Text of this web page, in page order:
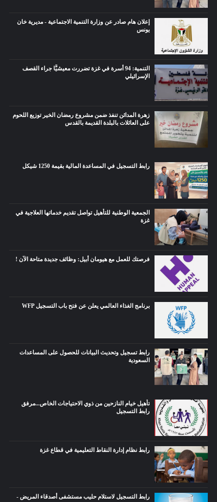
إعلان هام صادر عن وزارة التنمية الاجتماعية - مديرية خان
يونس
التنمية: 94 أسرة في غزة تضررت معيشيًّا جراء القصف
الإسرائيلي
زهرة المدائن تنفذ ضمن مشروع رمضان الخير توزيع اللحوم
على العائلات بالبلدة القديمة بالقدس
رابط التسجيل في المساعدة المالية بقيمة 1250 شيكل
الجمعية الوطنية للتأهيل تواصل تقديم خدماتها العلاجية في
غزة
فرصتك للعمل مع هيومان أبيل: وظائف جديدة متاحة الآن !
برنامج الغذاء العالمي يعلن عن فتح باب التسجيل WFP
رابط تسجيل وتحديث البيانات للحصول على المساعدات
السعودية
تأهيل خيام النازحين من ذوي الاحتياجات الخاص...مرفق
رابط التسجيل
رابط نظام إدارة النقاط التعليمية في قطاع غزة
رابط التسجيل لاستلام حليب مستشفى أصدقاء المريض -